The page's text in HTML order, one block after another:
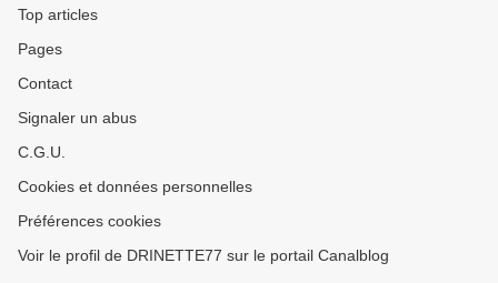
Top articles
Pages
Contact
Signaler un abus
C.G.U.
Cookies et données personnelles
Préférences cookies
Voir le profil de DRINETTE77 sur le portail Canalblog